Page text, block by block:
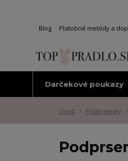
Blog Platobné metódy a
Darčekové poukazy
Úvod Podprsenky